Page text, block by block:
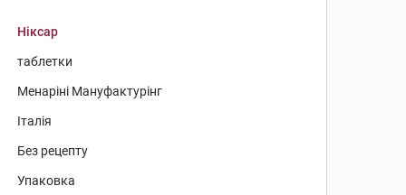
Ніксар
таблетки
Менаріні Мануфактурінг
Італія
Без рецепту
Упаковка